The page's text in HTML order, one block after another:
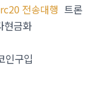
전송대행 트론
현금화
인구입